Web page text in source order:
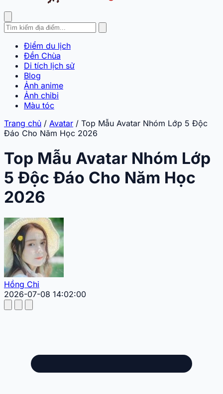
Điểm du lịch
Đền Chùa
Di tích lịch sử
Blog
Ảnh anime
Ảnh chibi
Màu tóc
Trang chủ / Avatar / Top Mẫu Avatar Nhóm Lớp 5 Độc
Đáo Cho Năm Học 2026
Top Mẫu Avatar Nhóm Lớp
5 Độc Đáo Cho Năm Học
2026
Hồng Chi
2026-07-08 14:02:00